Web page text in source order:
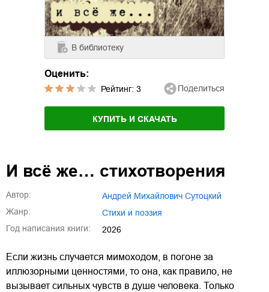
В библиотеку
Оценить:
Рейтинг: 3 Поделиться
КУПИТЬ И СКАЧАТЬ
И всё же… стихотворения
Автор:
Андрей Михайлович Сутоцкий
Жанр:
стихи и поэзия
Год написания книги:
2026
Если жизнь случается мимоходом, в погоне за
иллюзорными ценностями, то она, как правило, не
вызывает сильных чувств в душе человека. Только